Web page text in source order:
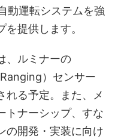
動運転システムを強
提供します。
、ルミナーの
）センサー
れる予定。また、メ
トナーシップ、すな
の開発・実装に向け